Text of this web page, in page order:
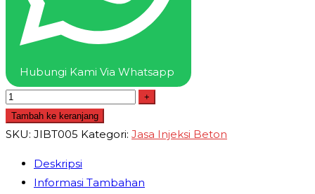
Hubungi Kami Via Whatsapp
+
Tambah ke keranjang
SKU: JIBT005 Kategori: Jasa Injeksi Beton
Deskripsi
Informasi Tambahan